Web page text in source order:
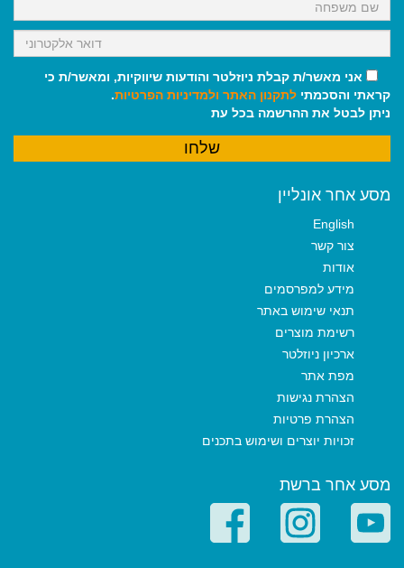
אני מאשר/ת קבלת ניוזלטר והודעות שיווקיות, ומאשר/ת כי
קראתי והסכמתי לתקנון האתר ולמדיניות הפרטיות.
ניתן לבטל את ההרשמה בכל עת
מסע אחר אונליין
English
צור קשר
אודות
מידע למפרסמים
תנאי שימוש באתר
רשימת מוצרים
ארכיון ניוזלטר
מפת אתר
הצהרת נגישות
הצהרת פרטיות
זכויות יוצרים ושימוש בתכנים
מסע אחר ברשת